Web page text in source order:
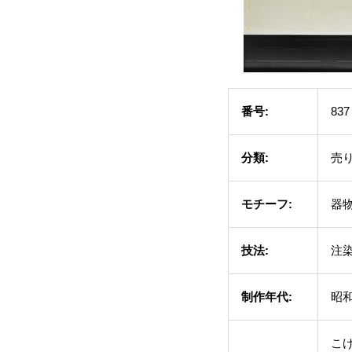
番号: 837
分類: 売
モチーフ: 器
技法: 注
制作年代: 昭
こ